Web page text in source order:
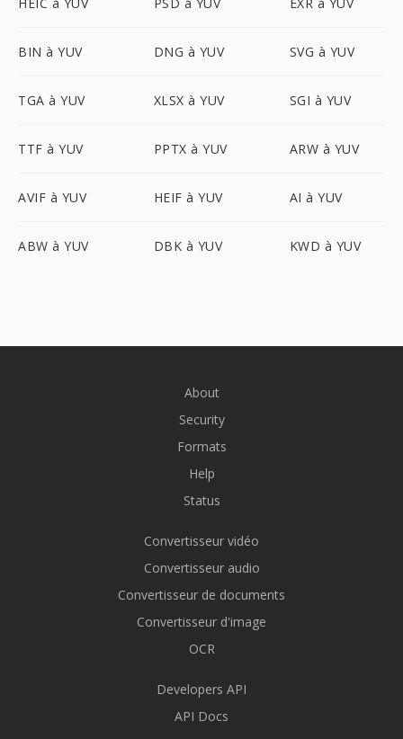
BIN à YUV DNG à YUV SVG à YUV
TGA à YUV XLSX à YUV SGI à YUV
TTF à YUV PPTX à YUV ARW à YUV
AVIF à YUV HEIF à YUV AI à YUV
ABW à YUV DBK à YUV KWD à YUV
About
Security
Formats
Help
Status
Convertisseur vidéo
Convertisseur audio
Convertisseur de documents
Convertisseur d'image
OCR
Developers API
API Docs